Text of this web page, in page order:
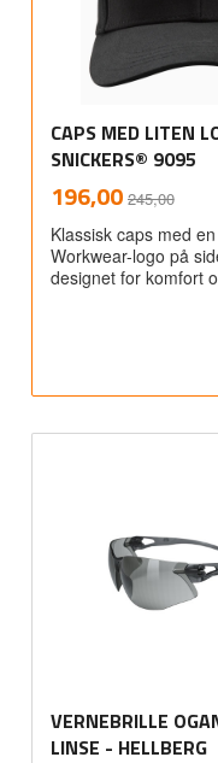
CAPS MED LITEN
SNICKERS® 9095
Tilbud
196,00 245,00mva.
Klassisk caps med
Workwear-logo på
designet for komfort
VERNEBRILLE
LINSE - HELLBERG